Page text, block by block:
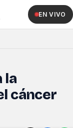
EN VIVO
la
cáncer